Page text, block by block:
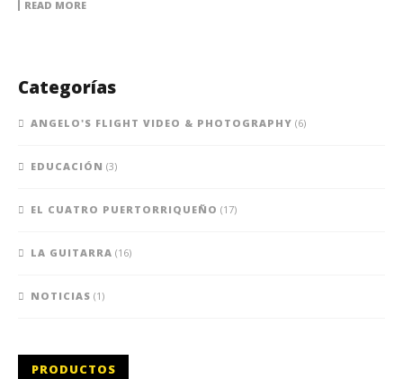
READ MORE
Categorías
ANGELO'S FLIGHT VIDEO & PHOTOGRAPHY (6)
EDUCACIÓN (3)
EL CUATRO PUERTORRIQUEÑO (17)
LA GUITARRA (16)
NOTICIAS (1)
PRODUCTOS